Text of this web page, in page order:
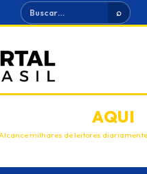
Buscar ⌕
ANUNCIEAQUI
milhares de leitores diariamente